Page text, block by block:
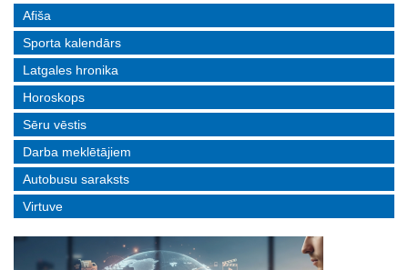
Afiša
Sporta kalendārs
Latgales hronika
Horoskops
Sēru vēstis
Darba meklētājiem
Autobusu saraksts
Virtuve